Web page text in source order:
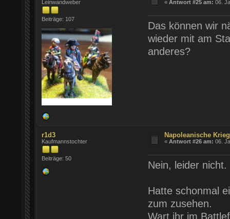
Leinwandweber
Beiträge: 107
«Antwort #25 am: 06.
Das können wir
wieder mit am
anderes?
r1d3
Kaufmannstochter
Beiträge: 50
Napoleanische
«Antwort #26 am: 06.
Nein, leider nicht.
Hatte schonmal
zum zusehen.
Wart ihr im